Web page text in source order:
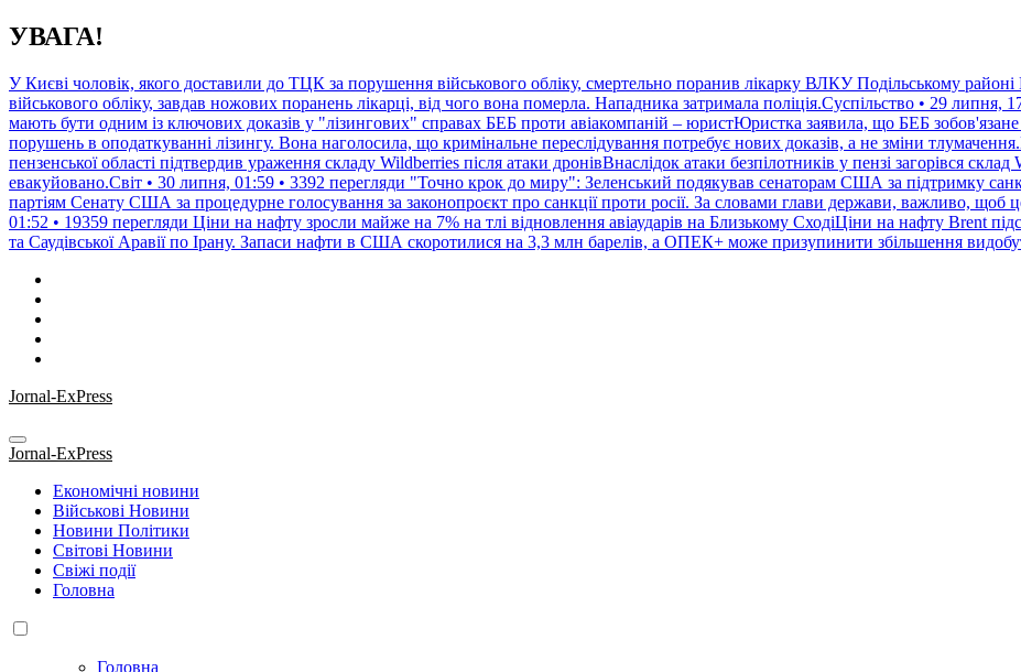
Перейти
до
УВАГА!
У Києві чоловік, якого доставили до ТЦК за порушення військового обліку, смертельно поранив лікарку ВЛКУ Подільському
військового обліку, завдав ножових поранень лікарці, від чого вона померла. Нападника затримала поліція.Суспільство • 29 липня,
мають бути одним із ключових доказів у "лізингових" справах БЕБ проти авіакомпаній – юристЮристка заявила, що БЕБ
порушень в оподаткуванні лізингу. Вона наголосила, що кримінальне переслідування потребує нових доказів, а не зміни
пензенської області підтвердив ураження складу Wildberries після атаки дронівВнаслідок атаки безпілотників у пензі загорівся
евакуйовано.Світ • 30 липня, 01:59 • 3392 перегляди "Точно крок до миру": Зеленський подякував сенаторам США за підтримку
партіям Сенату США за процедурне голосування за законопроєкт про санкції проти росії. За словами глави держави, важливо, щоб
01:52 • 19359 перегляди Ціни на нафту зросли майже на 7% на тлі відновлення авіаударів на Близькому СходіЦіни на нафту Brent
та Саудівської Аравії по Ірану. Запаси нафти в США скоротилися на 3,3 млн барелів, а ОПЕК+ може призупинити збільшення
Jornal-ExPress
Jornal-ExPress
Економічні новини
Військові Новини
Новини Політики
Світові Новини
Свіжі події
Головна
Головна